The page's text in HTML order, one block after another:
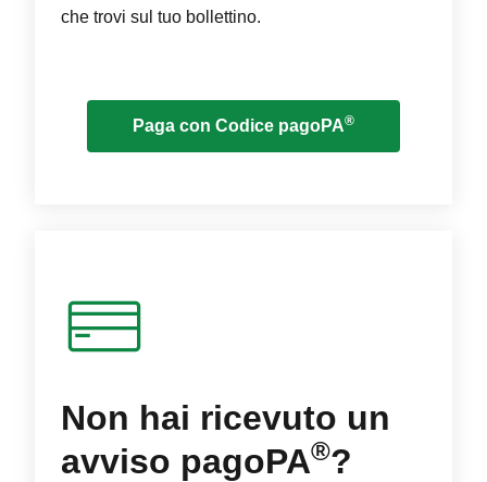
che trovi sul tuo bollettino.
Paga con Codice pagoPA®
Non hai ricevuto un
avviso pagoPA®?